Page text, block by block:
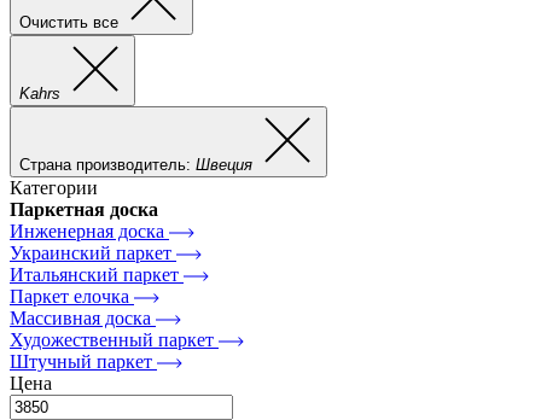
Очистить все
Kahrs
Страна производитель: Швеция
Категории
Паркетная доска
Инженерная доска
Украинский паркет
Итальянский паркет
Паркет елочка
Массивная доска
Художественный паркет
Штучный паркет
Цена